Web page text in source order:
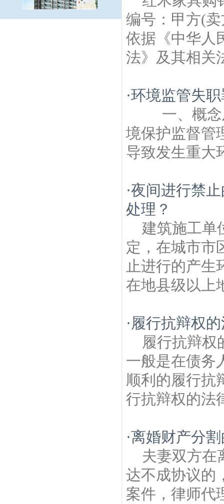
编号：甲方(
依据《中华人
法》及其相关
·环境监管失
一、概念
境保护监督管
导致发生重大
·夜间进行禁
处理？
建筑施工单
定，在城市市
止进行的产生
在地县级以上
·履行抗辩权
履行抗辩权
一般是在债务
顺利的履行抗
行抗辩权的法
·离婚财产分
夫妻双方在
达不成协议的
案件，律师代